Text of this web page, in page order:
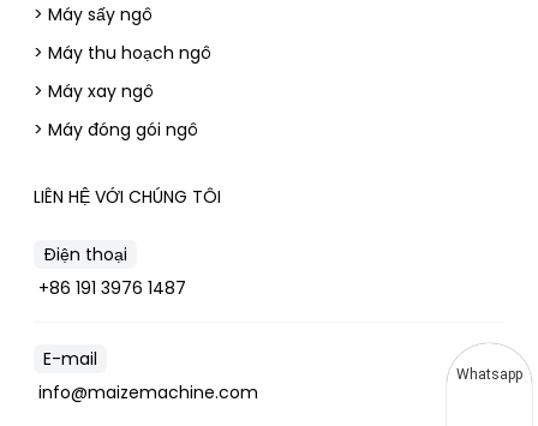
> Máy sấy ngô
> Máy thu hoạch ngô
> Máy xay ngô
> Máy đóng gói ngô
LIÊN HỆ VỚI CHÚNG TÔI
Điện thoại
+86 191 3976 1487
E-mail
info@maizemachine.com
Whatsapp